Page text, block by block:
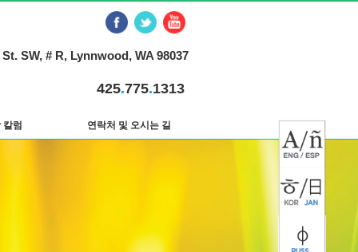
SW, # R, Lynnwood, WA 98037
425.775.1313
칼럼 연락처 및 오시는 길